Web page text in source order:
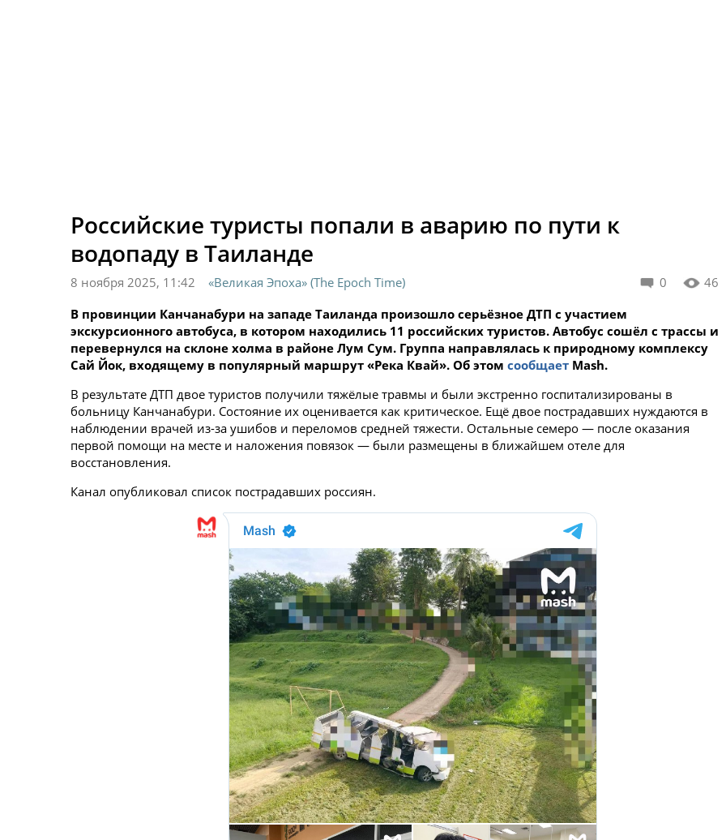
Российские туристы попали в аварию по пути к
водопаду в Таиланде
0 46
8 ноября 2025, 11:42
«Великая Эпоха» (The Epoch Time)
В провинции Канчанабури на западе Таиланда произошло серьёзное ДТП с участием
экскурсионного автобуса, в котором находились 11 российских туристов. Автобус сошёл с трассы и
перевернулся на склоне холма в районе Лум Сум. Группа направлялась к природному комплексу
Сай Йок, входящему в популярный маршрут «Река Квай». Об этом сообщает Mash.
В результате ДТП двое туристов получили тяжёлые травмы и были экстренно госпитализированы в
больницу Канчанабури. Состояние их оценивается как критическое. Ещё двое пострадавших нуждаются в
наблюдении врачей из-за ушибов и переломов средней тяжести. Остальные семеро — после оказания
первой помощи на месте и наложения повязок — были размещены в ближайшем отеле для
восстановления.
Канал опубликовал список пострадавших россиян.